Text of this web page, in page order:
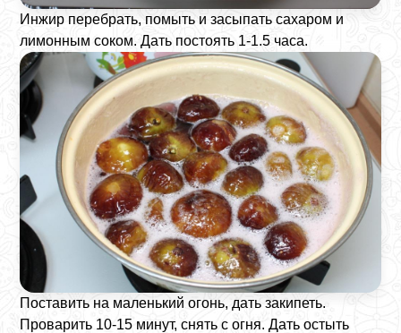
Инжир перебрать, помыть и засыпать сахаром и
лимонным соком. Дать постоять 1-1.5 часа.
Поставить на маленький огонь, дать закипеть.
Проварить 10-15 минут, снять с огня. Дать остыть